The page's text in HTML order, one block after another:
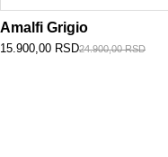
Amalfi Grigio
24.900,00RSD
15.900,00 RSD